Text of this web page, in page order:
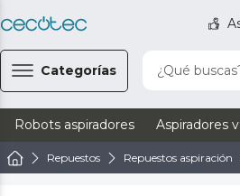
Categorías ¿Qué
Robots aspiradores Aspiradores
Repuestos Repuestos aspiración